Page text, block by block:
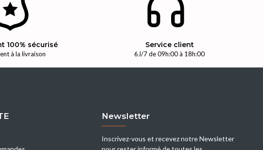
100% sécurisé
à la livraison
Service client
6J/7 de 09h:00 à 18h:00
Newsletter
Inscrivez-vous et recevez notre Newsletter